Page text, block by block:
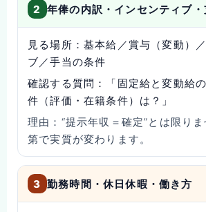
2 年俸の内訳・インセンティブ
見る場所： 基本給／賞与（変動）
ブ／手当の条件
確認する質問：
「固定給と変動給
件（評価・在籍条件）は？」
理由： “提示年収＝確定”とは限り
第で実質が変わります。
3 勤務時間・休日休暇・働き方